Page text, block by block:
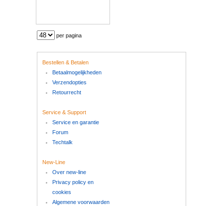
per pagina
Bestellen & Betalen
Betaalmogelijkheden
Verzendopties
Retourrecht
Service & Support
Service en garantie
Forum
Techtalk
New-Line
Over new-line
Privacy policy en
cookies
Algemene voorwaarden